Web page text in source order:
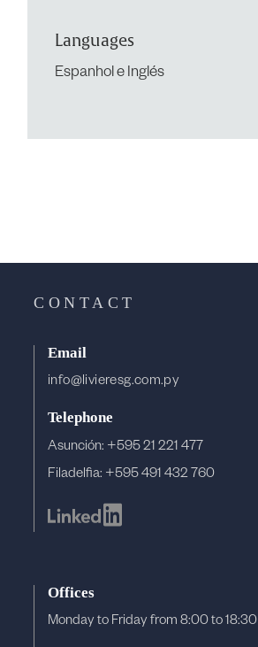
Languages
Espanhol e Inglés
CONTACT
Email
info@livieresg.com.py
Telephone
Asunción: +595 21 221 477
Filadelfia: +595 491 432 760
Offices
Monday to Friday from 8:00 to 18:30